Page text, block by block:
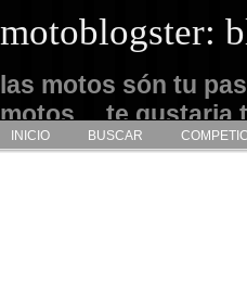
motoblogster:
las motos són tu
motos… te gustaria
admirarlas… este
INICIO BUSCAR